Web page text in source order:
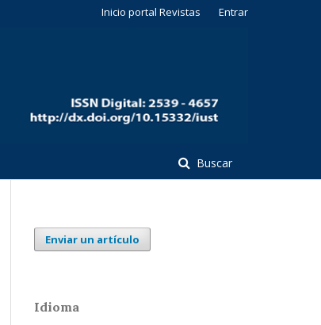
Buscar
Inicio portal Revistas Entrar
Enviar un artículo
Idioma